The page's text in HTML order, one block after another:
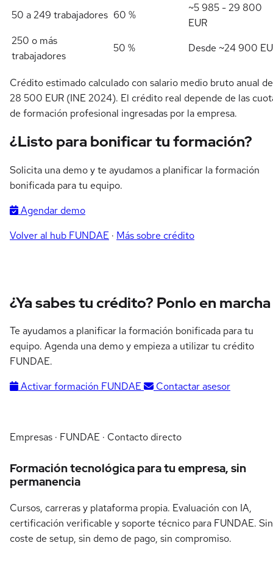
50 a 249 trabajadores 60 %
~5 985 - 29 800
EUR
250 o más
trabajadores
50 % Desde ~24 900
Crédito estimado calculado con salario medio bruto anual de
28 500 EUR (INE 2024). El crédito real depende de las
de formación profesional ingresadas por la empresa.
¿Listo para bonificar tu formación?
Solicita una demo y te ayudamos a planificar la formación
bonificada para tu equipo.
Agendar demo
Volver al hub FUNDAE · Más sobre crédito
¿Ya sabes tu crédito? Ponlo en marcha
Te ayudamos a planificar la formación bonificada para tu
equipo. Agenda una demo y empieza a utilizar tu crédito
FUNDAE.
Activar formación FUNDAE
Contactar asesor
Empresas · FUNDAE · Contacto directo
Formación tecnológica para tu empresa, sin
permanencia
Cursos, carreras y plataforma propia. Evaluación con IA,
certificación verificable y soporte técnico para FUNDAE. Sin
coste de setup, sin demo de pago, sin compromiso.